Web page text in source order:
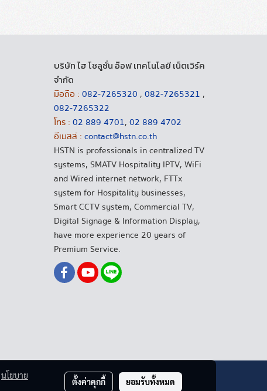
บริษัท ไฮ โซลูชั่น อ๊อฟ เทคโนโลยี เน็ตเวิร์ค
จำกัด
มือถือ : 082-7265320 , 082-7265321 ,
082-7265322
โทร : 02 889 4701, 02 889 4702
อีเมลล์ : contact@hstn.co.th
HSTN is professionals in centralized TV
systems, SMATV Hospitality IPTV, WiFi
and Wired internet network, FTTx
system for Hospitality businesses,
Smart CCTV system, Commercial TV,
Digital Signage & Information Display,
have more experience 20 years of
Premium Service.
นโยบาย
ตั้งค่าคุกกี้ ยอมรับทั้งหมด